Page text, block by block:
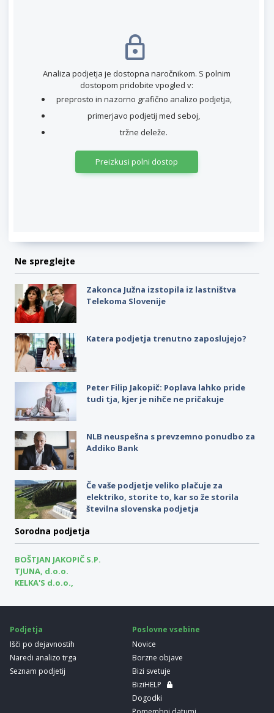
Analiza podjetja je dostopna naročnikom. S polnim
dostopom pridobite vpogled v:
preprosto in nazorno grafično analizo podjetja,
primerjavo podjetij med seboj,
tržne deleže.
Preizkusi polni dostop
Ne spreglejte
Zakonca Južna izstopila iz lastništva
Telekoma Slovenije
Katera podjetja trenutno zaposlujejo?
Peter Filip Jakopič: Poplava lahko pride
tudi tja, kjer je nihče ne pričakuje
NLB neuspešna s prevzemno ponudbo za
Addiko Bank
Če vaše podjetje veliko plačuje za
elektriko, storite to, kar so že storila
številna slovenska podjetja
Sorodna podjetja
BOŠTJAN JAKOPIČ S.P.
TJUNA, d.o.o.
KELKA'S d.o.o.,
Podjetja
Išči po dejavnostih
Naredi analizo trga
Seznam podjetij
Poslovne vsebine
Novice
Borzne objave
Bizi svetuje
BiziHELP
Dogodki